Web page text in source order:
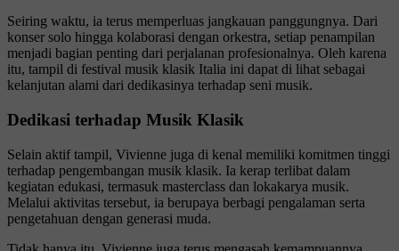
Seiring waktu, ia terus memperluas jangkauan panggungnya. Dari
konser solo hingga kolaborasi dengan orkestra, setiap penampilan
menjadi bagian penting dari perjalanan profesionalnya. Oleh karena
itu, tampil di festival musik klasik Italia ini dapat di lihat sebagai
kelanjutan alami dari dedikasinya terhadap seni musik.
Dedikasi terhadap Musik Klasik
Selain aktif tampil, Vivienne juga di kenal memiliki komitmen tinggi
terhadap pengembangan musik klasik. Ia kerap terlibat dalam
kegiatan edukasi, termasuk masterclass dan lokakarya musik.
Melalui aktivitas tersebut, ia berupaya berbagi pengalaman serta
pengetahuan dengan generasi muda.